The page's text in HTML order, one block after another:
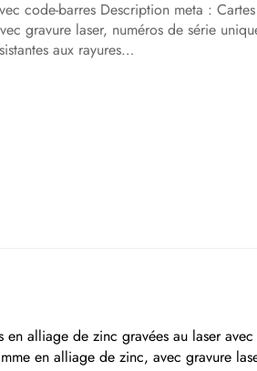
code-barres Description meta : Cartes
gravure laser, numéros de série
aux rayures…
alliage de zinc gravées au laser
en alliage de zinc, avec gravure